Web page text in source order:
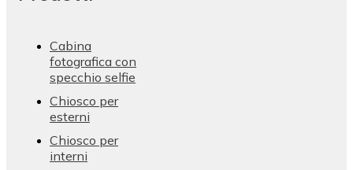
Cabina
fotografica con
specchio selfie
Chiosco per
esterni
Chiosco per
interni